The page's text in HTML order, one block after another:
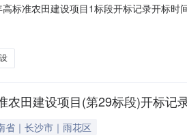
标准农田建设项目1标段开标记录开标
湖南省高标准农田建设标准（DB43/
农田建设项目(第29标段)开标记
省｜长沙市｜雨花区